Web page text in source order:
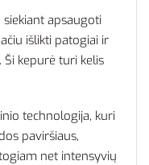
apsaugoti
išlikti patogiai ir
kepurė turi kelis
technologija, kuri
paviršiaus,
net intensyvių